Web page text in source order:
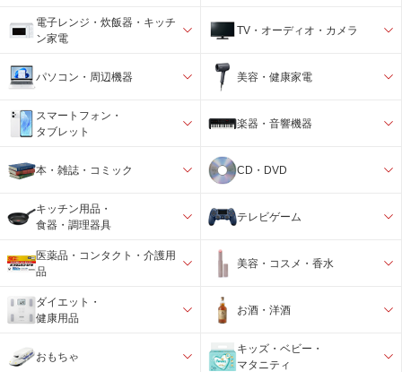
電子レンジ・炊飯器・キッチ
ン家電
TV・オーディオ・カメラ
パソコン・周辺機器 美容・健康家電
スマートフォン・
タブレット
楽器・音響機器
本・雑誌・コミック CD・DVD
キッチン用品・
食器・調理器具
テレビゲーム
医薬品・コンタクト・介護用
品
美容・コスメ・香水
ダイエット・
健康用品
お酒・洋酒
おもちゃ
キッズ・ベビー・
マタニティ